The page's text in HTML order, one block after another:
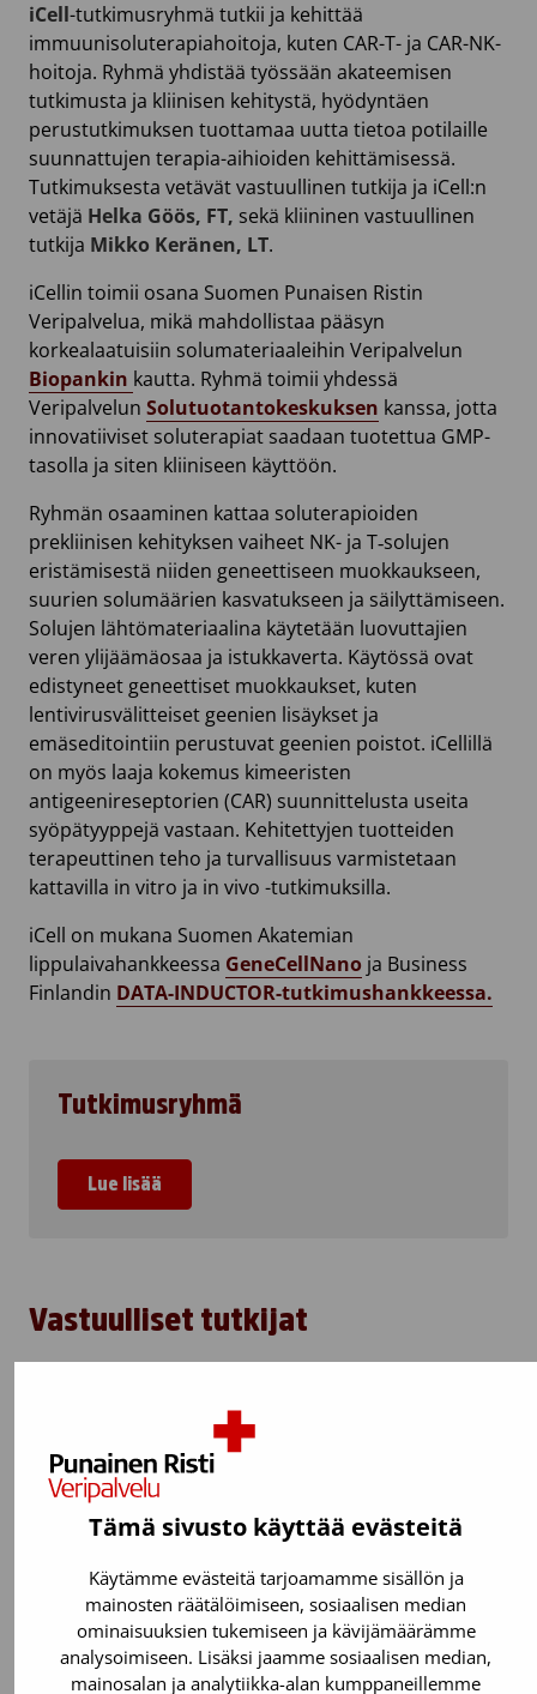
Tämä sivusto käyttää evästeitä
Käytämme evästeitä tarjoamamme sisällön ja
mainosten räätälöimiseen, sosiaalisen median
ominaisuuksien tukemiseen ja kävijämäärämme
analysoimiseen. Lisäksi jaamme sosiaalisen median,
mainosalan ja analytiikka-alan kumppaneillemme
iCell-tutkimusryhmä tutkii ja kehittää
immuunisoluterapiahoitoja, kuten CAR-T- ja CAR-NK-
hoitoja. Ryhmä yhdistää työssään akateemisen
tutkimusta ja kliinisen kehitystä, hyödyntäen
perustutkimuksen tuottamaa uutta tietoa potilaille
suunnattujen terapia-aihioiden kehittämisessä.
Tutkimuksesta vetävät vastuullinen tutkija ja iCell:n
vetäjä Helka Göös, FT, sekä kliininen vastuullinen
tutkija Mikko Keränen, LT.
iCellin toimii osana Suomen Punaisen Ristin
Veripalvelua, mikä mahdollistaa pääsyn
korkealaatuisiin solumateriaaleihin Veripalvelun
Biopankin kautta. Ryhmä toimii yhdessä
Veripalvelun Solutuotantokeskuksen kanssa, jotta
innovatiiviset soluterapiat saadaan tuotettua GMP-
tasolla ja siten kliiniseen käyttöön.
Ryhmän osaaminen kattaa soluterapioiden
prekliinisen kehityksen vaiheet NK- ja T‑solujen
eristämisestä niiden geneettiseen muokkaukseen,
suurien solumäärien kasvatukseen ja säilyttämiseen.
Solujen lähtömateriaalina käytetään luovuttajien
veren ylijäämäosaa ja istukkaverta. Käytössä ovat
edistyneet geneettiset muokkaukset, kuten
lentivirusvälitteiset geenien lisäykset ja
emäseditointiin perustuvat geenien poistot. iCellillä
on myös laaja kokemus kimeeristen
antigeenireseptorien (CAR) suunnittelusta useita
syöpätyyppejä vastaan. Kehitettyjen tuotteiden
terapeuttinen teho ja turvallisuus varmistetaan
kattavilla in vitro ja in vivo -tutkimuksilla.
iCell on mukana Suomen Akatemian
lippulaivahankkeessa GeneCellNano ja Business
Finlandin DATA-INDUCTOR-tutkimushankkeessa.
Tutkimusryhmä
Lue lisää
Vastuulliset tutkijat
Helka Göös, FT